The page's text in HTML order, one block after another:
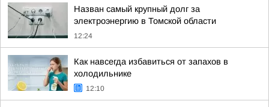
Назван самый крупный долг за
электроэнергию в Томской области
12:24
Как навсегда избавиться от запахов в
холодильнике
12:10